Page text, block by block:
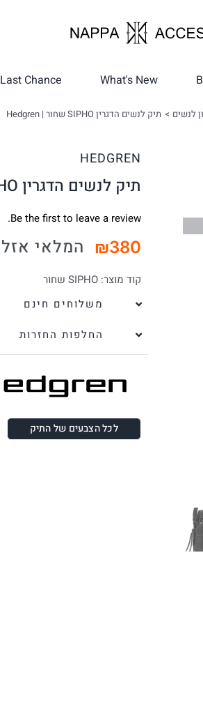
What's New
Last Chance
לנשים תיק לנשים הדגרין SIPHO שחור | Hedgren
HEDGREN
תיק לנשים הדגרין SIPHO שחור | Hedgren
Be the first to leave a review.
₪380 המלאי אזל
קוד מוצר:SIPHO שחור
משלוחים חינם
החלפות החזרות
לכל הצבעים של התיק